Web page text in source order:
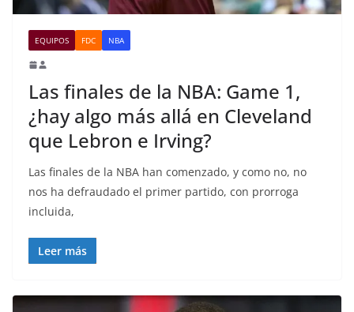
EQUIPOS FDC NBA
Las finales de la NBA: Game 1,
¿hay algo más allá en Cleveland
que Lebron e Irving?
Las finales de la NBA han comenzado, y como no, no
nos ha defraudado el primer partido, con prorroga
incluida,
Leer más